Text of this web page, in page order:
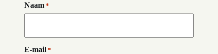
Naam *
E-mail *